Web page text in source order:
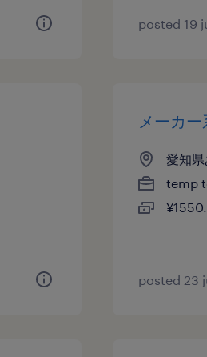
posted 19
メーカ
愛知
temp
posted 23